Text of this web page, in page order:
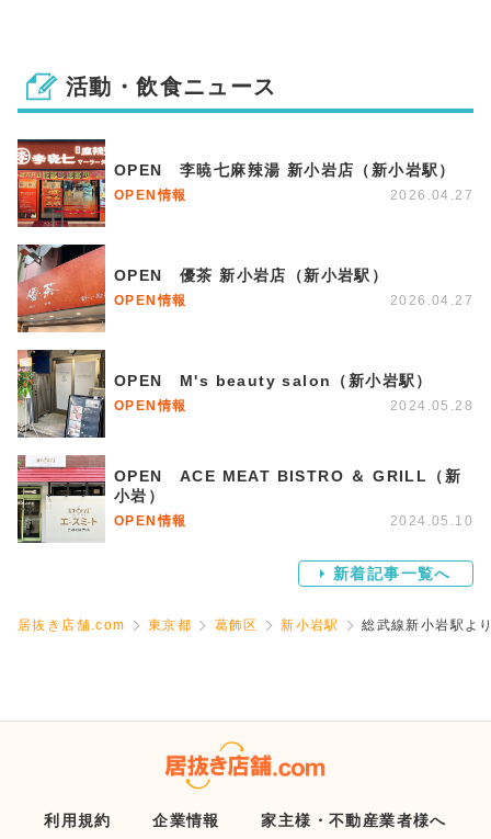
活動・飲食ニュース
OPEN 李暁七麻辣湯 新小岩店（新小岩駅）
OPEN情報 2026.04.27
OPEN 優茶 新小岩店（新小岩駅）
OPEN情報 2026.04.27
OPEN M's beauty salon（新小岩駅）
OPEN情報 2024.05.28
OPEN ACE MEAT BISTRO ＆ GRILL（新
小岩）
OPEN情報 2024.05.10
新着記事一覧へ
居抜き店舗.com 東京都 葛飾区 新小岩駅 総武線新小岩駅よ
利用規約 企業情報 家主様・不動産業者様へ